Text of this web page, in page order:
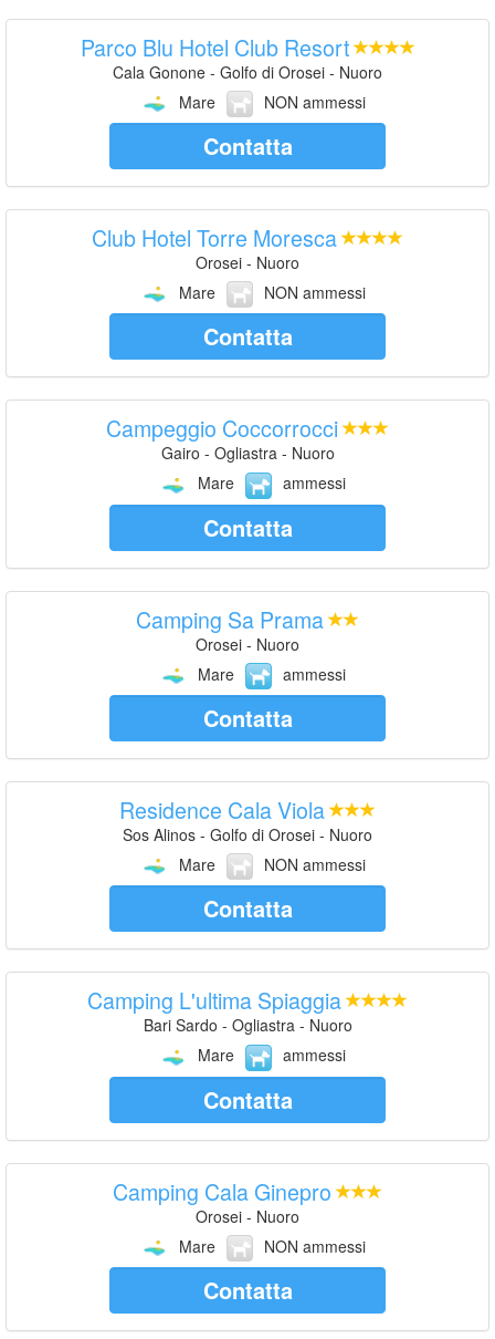
Parco Blu Hotel Club Resort
Cala Gonone - Golfo di Orosei - Nuoro
Mare
NON ammessi
Contatta
Club Hotel Torre Moresca
Orosei - Nuoro
Mare
NON ammessi
Contatta
Campeggio Coccorrocci
Gairo - Ogliastra - Nuoro
Mare
ammessi
Contatta
Camping Sa Prama
Orosei - Nuoro
Mare
ammessi
Contatta
Residence Cala Viola
Sos Alinos - Golfo di Orosei - Nuoro
Mare
NON ammessi
Contatta
Camping L'ultima Spiaggia
Bari Sardo - Ogliastra - Nuoro
Mare
ammessi
Contatta
Camping Cala Ginepro
Orosei - Nuoro
Mare
NON ammessi
Contatta